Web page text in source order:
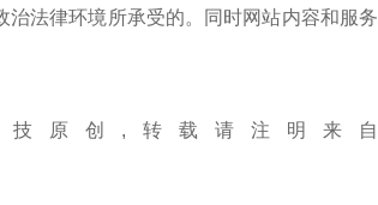
法律环境所承受的。同时网站内容和服务
原创,转载请注明来自